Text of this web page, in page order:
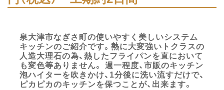
泉大津市なぎさ町の使いやすく美しいシステム
キッチンのご紹介です。熱に大変強いトクラスの
人造大理石の為、熱したフライパンを直において
も変色等ありません。 週一程度、市販のキッチン
泡ハイターを吹きかけ、1分後に洗い流すだけで、
ピカピカのキッチンを保つことが、出来ます。